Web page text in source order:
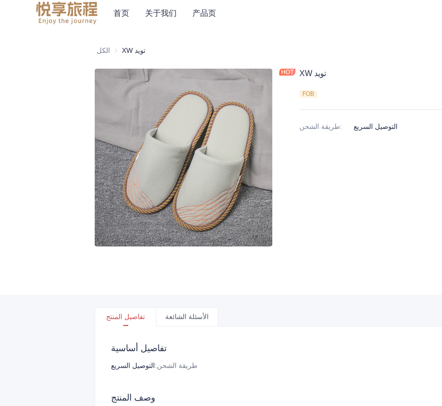
首页 关于我们 产品页
الكل XW تويد
XW تويد
FOB
طريقة الشحن: التوصيل السريع
تفاصيل المنتج الأسئلة الشائعة
تفاصيل أساسية
طريقة الشحن:التوصيل السريع
وصف المنتج